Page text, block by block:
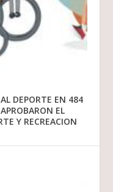
DEPORTE EN 484
EL
Y RECREACION